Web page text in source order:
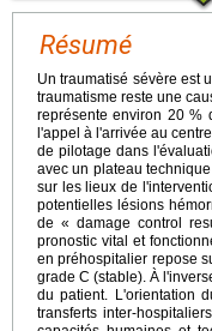
Résumé
Un traumatisé sévère est
traumatisme reste une
représente environ 20 %
l'appel à l'arrivée au
de pilotage dans
avec un plateau
sur les lieux de
potentielles lésions
de « damage control
pronostic vital et
en préhospitalier repose
grade C (stable). À
du patient. L'orientation
transferts inter-